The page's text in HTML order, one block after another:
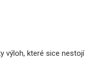
výloh, které sice nestojí